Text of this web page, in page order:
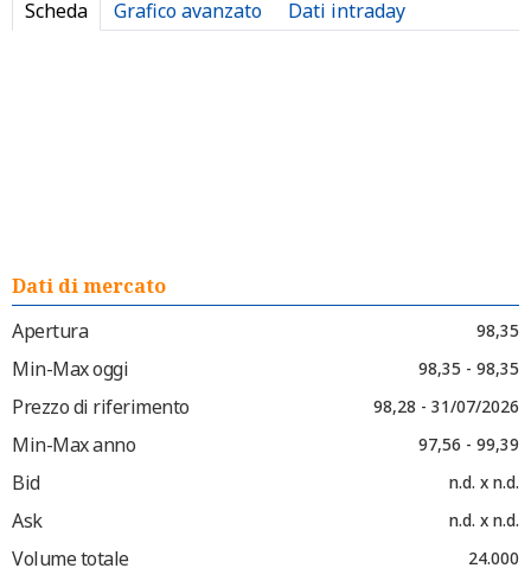
Scheda Grafico avanzato Dati intraday
Dati di mercato
Apertura
98,35
Min-Max oggi 98,35 - 98,35
Prezzo di riferimento 98,28 - 31/07/2026
Min-Max anno 97,56 - 99,39
Bid n.d. x n.d.
Ask n.d. x n.d.
Volume totale 24.000